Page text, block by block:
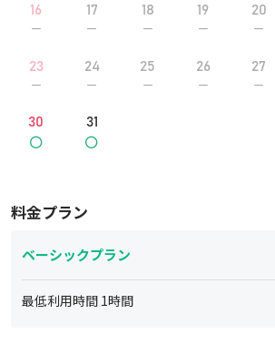
16 17 18 19 20
23 24 25 26 27
30 31
料金プラン
ベーシックプラン
最低利用時間 1時間